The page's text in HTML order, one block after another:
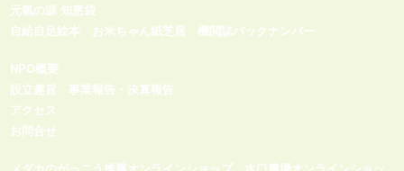
元氣の源 知恵袋
自給自足絵本
お米ちゃん紙芝居 機関誌バックナンバー
NPO概要
設立趣旨
事業報告・決算報告
アクセス
お問合せ